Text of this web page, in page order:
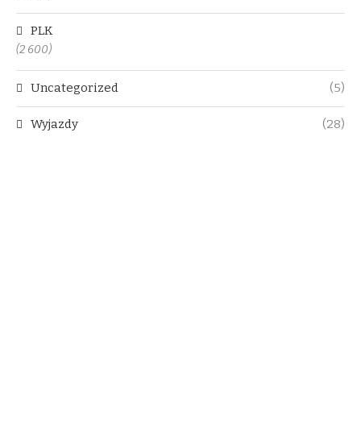
PLK
(2 600)
Uncategorized (5)
Wyjazdy (28)